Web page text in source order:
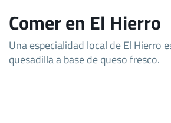
Comer en El Hierro
Una especialidad local de El Hierro
quesadilla a base de queso fresco.